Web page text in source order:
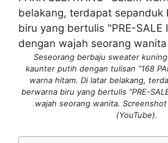
Seseorang berbaju sweater
kaunter putih dengan tulisan “168
warna hitam. Di latar belakang,
berwarna biru yang bertulis “PRE-
wajah seorang wanita. Screenshot
(YouTube).